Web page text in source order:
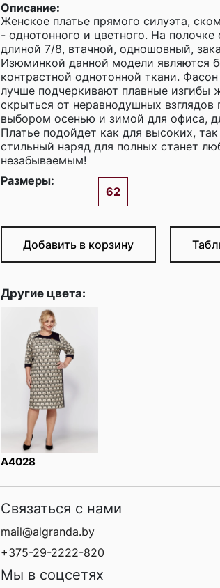
Описание:
Женское платье прямого силуэта,
- однотонного и цветного. На
длиной 7/8, втачной, одношовный,
Изюминкой данной модели являются
контрастной однотонной ткани.
лучше подчеркивают плавные изгибы
скрыться от неравнодушных
выбором осенью и зимой для офиса,
Платье подойдет как для высоких,
стильный наряд для полных станет
незабываемым!
Размеры:
62
Добавить в корзину
Другие цвета:
A4028
Связаться с нами
mail@algranda.by
+375-29-2222-820
Мы в соцсетях